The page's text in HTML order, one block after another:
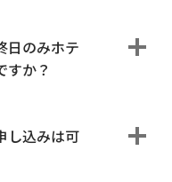
日のみホテ
すか？
し込みは可